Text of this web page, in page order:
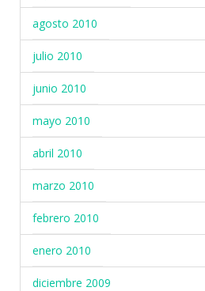
agosto 2010
julio 2010
junio 2010
mayo 2010
abril 2010
marzo 2010
febrero 2010
enero 2010
diciembre 2009